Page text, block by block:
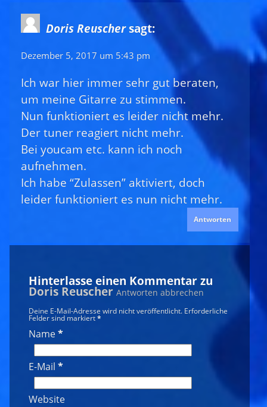
Doris Reuschersagt:
Dezember 5, 2017 um 5:43 pm
Ich war hier immer sehr gut beraten,
um meine Gitarre zu stimmen.
Nun funktioniert es leider nicht mehr.
Der tuner reagiert nicht mehr.
Bei youcam etc. kann ich noch
aufnehmen.
Ich habe “Zulassen” aktiviert, doch
leider funktioniert es nun nicht mehr.
Antworten
Hinterlasse einen Kommentar zu
Doris Reuscher Antworten abbrechen
Deine E-Mail-Adresse wird nicht veröffentlicht. Erforderliche
Felder sind markiert*
Name*
E-Mail *
Website